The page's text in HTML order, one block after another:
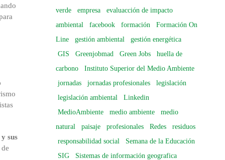
sus
verde
empresa
evaluacción de impacto
ambiental
facebook formación
Formación On
Line
gestión ambiental
gestión energética
GIS
Greenjobmad Green Jobs
huella de
carbono
Instituto Superior del Medio Ambiente
jornadas
jornadas profesionales
legislación
legislación ambiental
Linkedin
MedioAmbiente
medio ambiente
medio
natural
paisaje profesionales Redes
residuos
responsabilidad social
Semana de la Educación
SIG
Sistemas de información geografica